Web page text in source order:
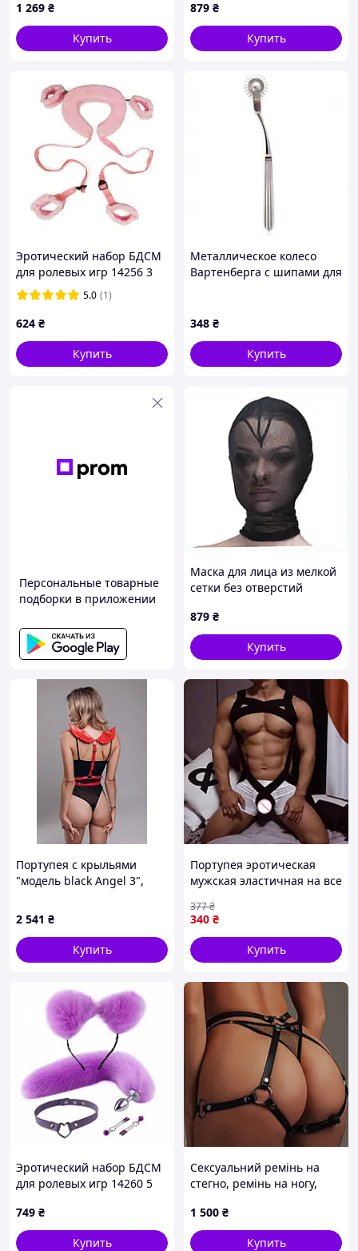
1 269 ₴
Купить
879 ₴
Купить
Эротический набор БДСМ
для ролевых игр 14256 3
предмета розовый barca
5.0 (1)
624 ₴
Купить
Металлическое колесо
Вартенберга с шипами для
348 ₴
Купить
Персональные товарные
подборки в приложении
Маска для лица из мелкой
сетки без отверстий
879 ₴
Купить
Портупея с крыльями
"модель black Angel 3",
красный
2 541 ₴
Купить
Портупея эротическая
мужская эластичная на все
340 ₴
377₴
Купить
Эротический набор БДСМ
для ролевых игр 14260 5
barca
749 ₴
Купить
Сексуальний ремінь на
стегно, ремінь на ногу,
шкіряний ремінь, петля на
ногу, реквізит
1 500 ₴
Купить